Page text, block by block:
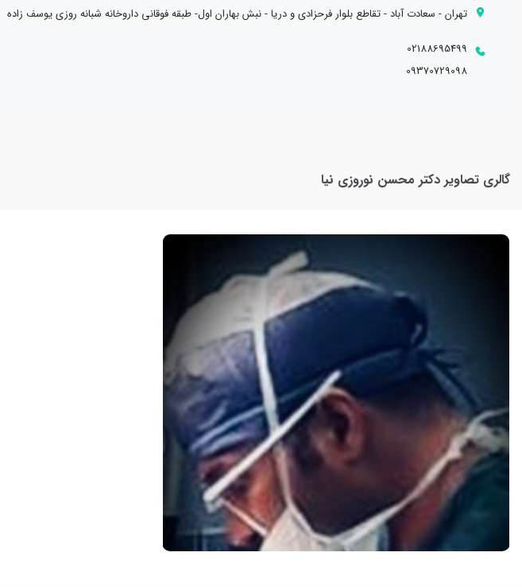
✔عضو انجمن جراحان پلاستیک و زیبایی ایران
تهران - سعادت آباد - تقاطع بلوار فرحزادی و دریا - نبش بهاران اول- طبقه فوقانی داروخانه شبانه روزی یوسف زاده
02188695499
09370729098
گالری تصاویر دکتر محسن نوروزی نیا